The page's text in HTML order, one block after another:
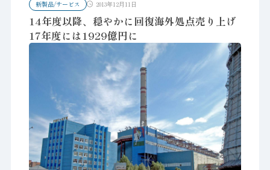
新製品/サービス 2013年12月11日
14年度以降、穏やかに回復海外処点売り上げ
17年度には1929億円に